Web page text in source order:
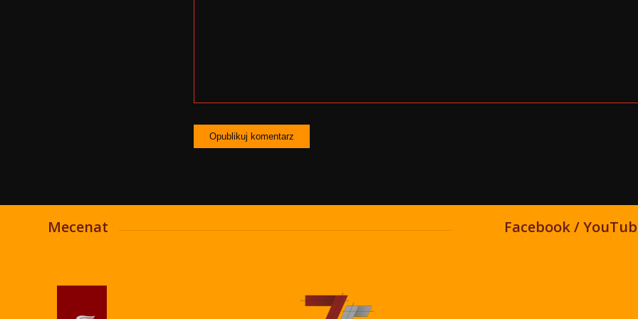
Mecenat Facebook /